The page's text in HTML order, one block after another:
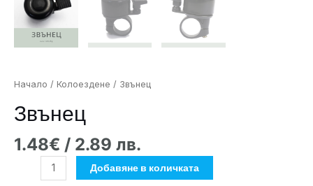
Начало / Колоездене / Звънец
Звънец
1.48€ / 2.89 лв.
Добавяне в количката